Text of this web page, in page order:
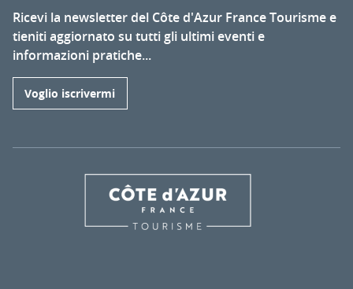
Ricevi la newsletter del Côte d'Azur France Tourisme e
tieniti aggiornato su tutti gli ultimi eventi e
informazioni pratiche...
Voglio iscrivermi